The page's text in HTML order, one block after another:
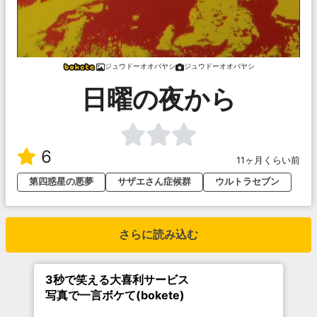
ジュウドーオオバヤシ ジュウドーオオバヤシ
日曜の夜から
6
11ヶ月くらい前
第四惑星の悪夢
サザエさん症候群 ウルトラセブン
さらに読み込む
3秒で笑える大喜利サービス
写真で一言ボケて(bokete)